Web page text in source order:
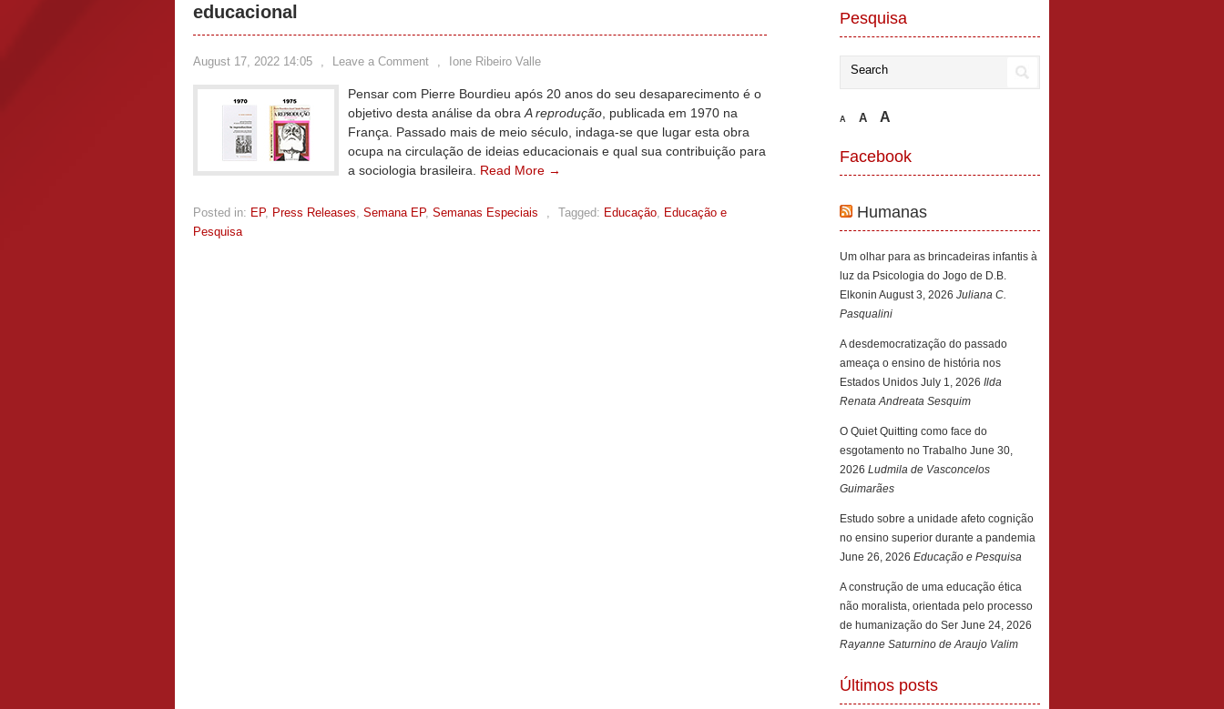
educacional
August 17, 2022 14:05 , Leave a Comment , Ione Ribeiro Valle
Pensar com Pierre Bourdieu após 20 anos do seu desaparecimento é o
objetivo desta análise da obra A reprodução , publicada em 1970 na
França. Passado mais de meio século, indaga-se que lugar esta obra
ocupa na circulação de ideias educacionais e qual sua contribuição para
a sociologia brasileira. Read More →
Posted in: EP, Press Releases, Semana EP, Semanas Especiais , Tagged: Educação, Educação e
Pesquisa
Pesquisa
A A A
Facebook
Humanas
Um olhar para as brincadeiras infantis à
luz da Psicologia do Jogo de D.B.
Elkonin August 3, 2026 Juliana C.
Pasqualini
A desdemocratização do passado
ameaça o ensino de história nos
Estados Unidos July 1, 2026 Ilda
Renata Andreata Sesquim
O Quiet Quitting como face do
esgotamento no Trabalho June 30,
2026 Ludmila de Vasconcelos
Guimarães
Estudo sobre a unidade afeto cognição
no ensino superior durante a pandemia
June 26, 2026 Educação e Pesquisa
A construção de uma educação ética
não moralista, orientada pelo processo
de humanização do Ser June 24, 2026
Rayanne Saturnino de Araujo Valim
Últimos posts